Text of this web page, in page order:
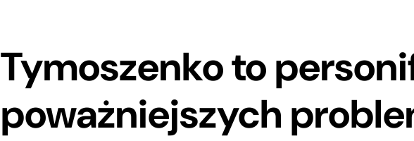
Tymoszenko to
poważniejszych